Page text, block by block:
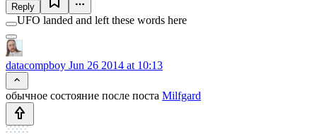
Reply
UFO landed and left these words here
datacompboy Jun 26 2014 at 10:13
обычное состояние после поста Milfgard